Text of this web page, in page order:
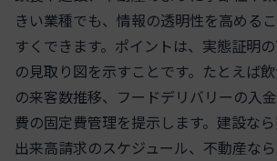
きい業種でも、情報の透明性を高める
すくできます。ポイントは、実態証明
の見取り図を示すことです。たとえば
の来客数推移、フードデリバリーの入
費の固定費管理を提示します。建設なら
出来高請求のスケジュール、不動産な